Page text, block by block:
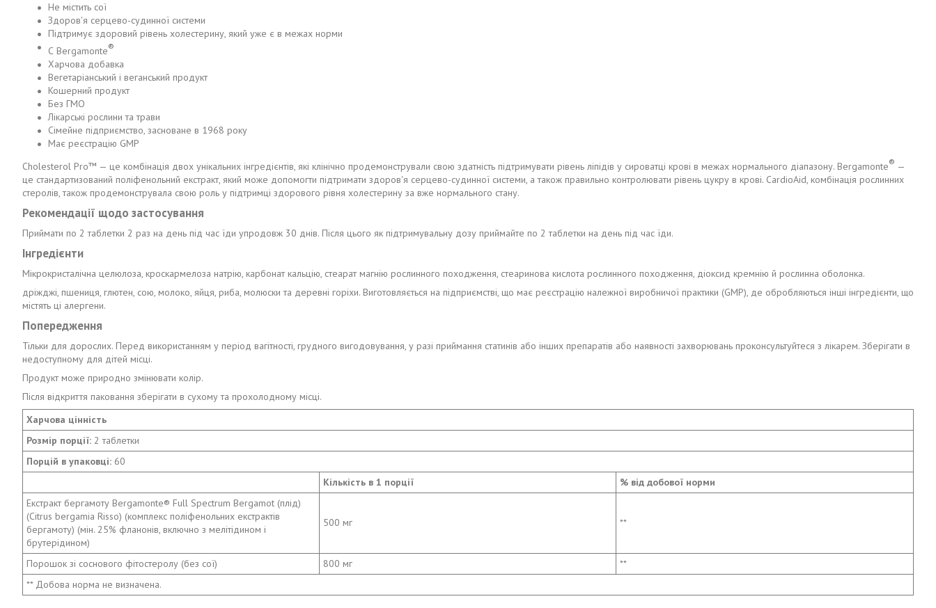
Не містить сої
Здоров'я серцево-судинної системи
Підтримує здоровий рівень холестерину, який уже є в межах норми
С Bergamonte®
Харчова добавка
Вегетаріанський і веганський продукт
Кошерний продукт
Без ГМО
Лікарські рослини та трави
Сімейне підприємство, засноване в 1968 року
Має реєстрацію GMP
Cholesterol Pro™ — це комбінація двох унікальних інгредієнтів, які клінічно продемонстрували свою здатність підтримувати рівень ліпідів у сироватці крові в межах нормального діапазону. Bergamonte® —
це стандартизований поліфенольний екстракт, який може допомогти підтримати здоров'я серцево-судинної системи, а також правильно контролювати рівень цукру в крові. CardioAid, комбінація рослинних
стеролів, також продемонструвала свою роль у підтримці здорового рівня холестерину за вже нормального стану.
Рекомендації щодо застосування
Приймати по 2 таблетки 2 раз на день під час їди упродовж 30 днів. Після цього як підтримувальну дозу приймайте по 2 таблетки на день під час їди.
Інгредієнти
Мікрокристалічна целюлоза, кроскармелоза натрію, карбонат кальцію, стеарат магнію рослинного походження, стеаринова кислота рослинного походження, діоксид кремнію й рослинна оболонка.
дріжджі, пшениця, глютен, сою, молоко, яйця, риба, молюски та деревні горіхи. Виготовляється на підприємстві, що має реєстрацію належної виробничої практики (GMP), де обробляються інші інгредієнти, що
містять ці алергени.
Попередження
Тільки для дорослих. Перед використанням у період вагітності, грудного вигодовування, у разі приймання статинів або інших препаратів або наявності захворювань проконсультуйтеся з лікарем. Зберігати в
недоступному для дітей місці.
Продукт може природно змінювати колір.
Після відкриття паковання зберігати в сухому та прохолодному місці.
Харчова цінність
Розмір порції: 2 таблетки
Порцій в упаковці: 60
Кількість в 1 порції
% від добової норми
Екстракт бергамоту Bergamonte® Full Spectrum Bergamot (плід)
(Citrus bergamia Risso) (комплекс поліфенольних екстрактів
бергамоту) (мін. 25% фланонів, включно з мелітідином і
брутерідином)
500 мг **
Порошок зі соснового фітостеролу (без сої) 800 мг
**
** Добова норма не визначена.